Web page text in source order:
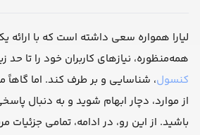
لیارا همواره سعی داشته است که با ارائه
همه‌منظوره، نیازهای کاربران خود را تا حد
کنسول، شناسایی و بر طرف کند. اما
از موارد، دچار ابهام شوید و به دنبال
باشید. از این رو، در ادامه، تمامی جزئیات